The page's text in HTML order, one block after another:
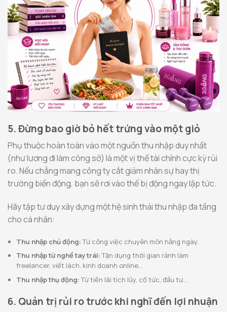
5. Đừng bao giờ bỏ hết trứng vào một giỏ
Phụ thuộc hoàn toàn vào một nguồn thu nhập duy nhất
(như lương đi làm công sở) là một vị thế tài chính cực kỳ rủi
ro. Nếu chẳng mang công ty cắt giảm nhân sự hay thị
trường biến động, bạn sẽ rơi vào thế bị động ngay lập tức.
Hãy tập tư duy xây dựng một hệ sinh thái thu nhập đa tầng
cho cá nhân:
Thu nhập chủ động:Từ công việc chuyên môn hằng ngày.
Thu nhập từ nghề tay trái:Tận dụng thời gian rảnh làm
freelancer, viết lách, kinh doanh online…
Thu nhập thụ động:Từ tiền lãi tích lũy, cổ tức, đầu tư…
6. Quản trị rủi ro trước khi nghĩ đến lợi nhuận